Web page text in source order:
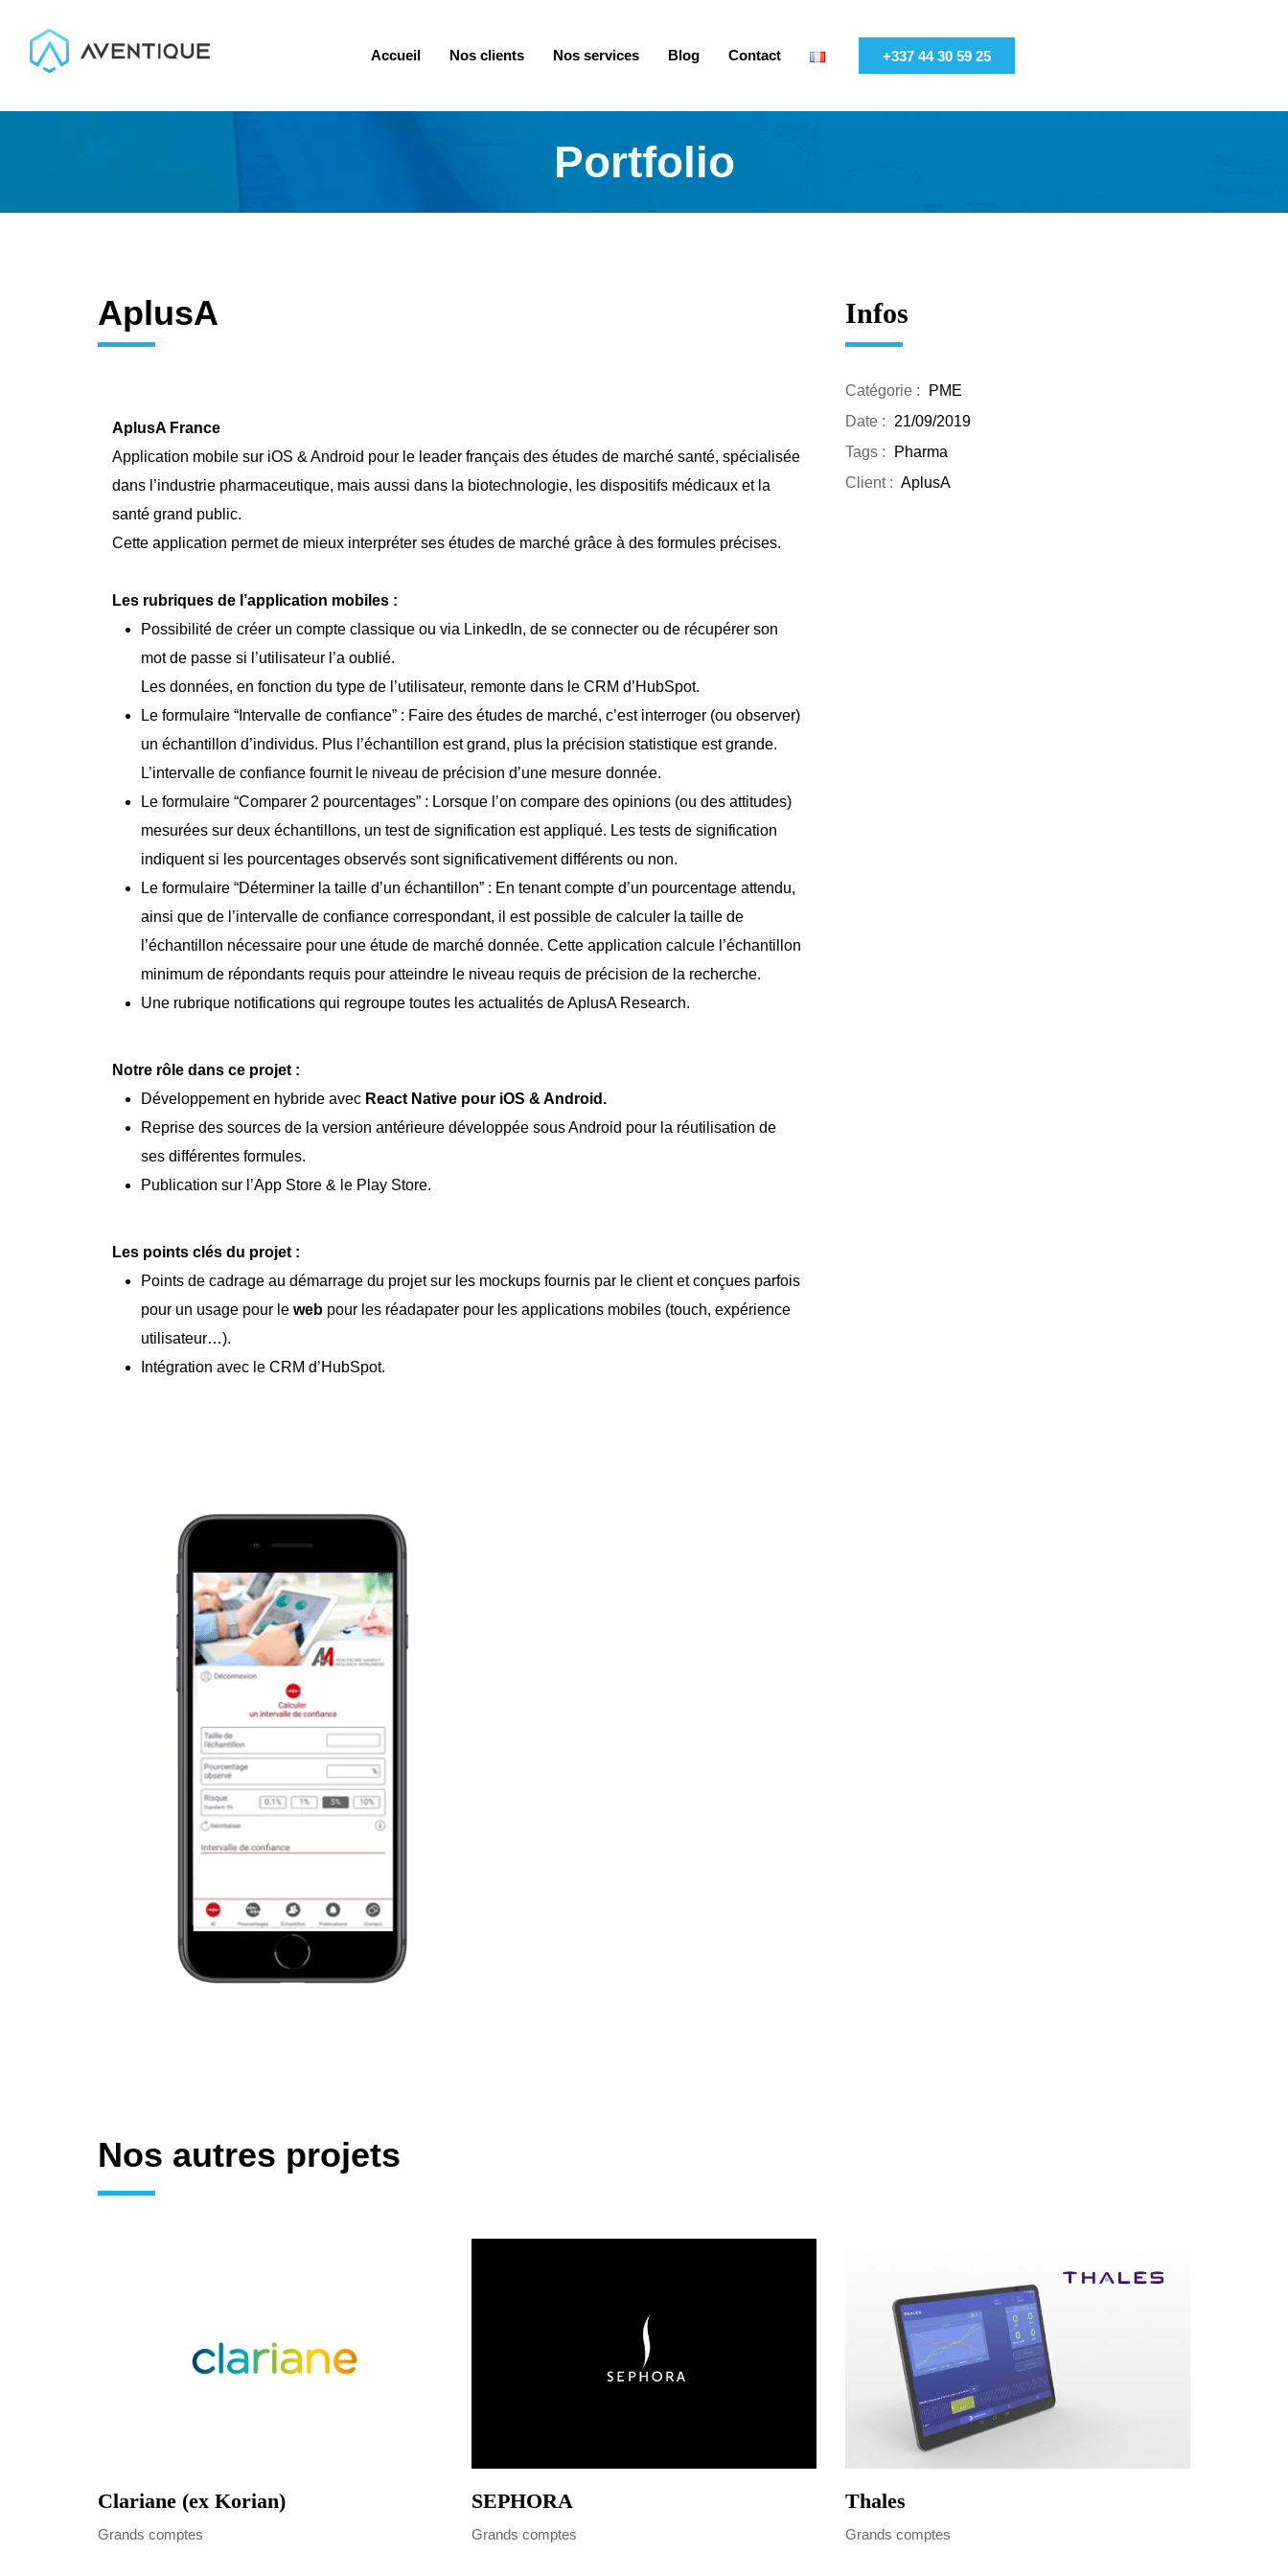
Accueil Nos clients Nos services Blog Contact +337 44 30 59 25
Portfolio
AplusA
AplusA France
Application mobile sur iOS & Android pour le leader français des études de marché santé, spécialisée
dans l’industrie pharmaceutique, mais aussi dans la biotechnologie, les dispositifs médicaux et la
santé grand public.
Cette application permet de mieux interpréter ses études de marché grâce à des formules précises.
Les rubriques de l’application mobiles :
Possibilité de créer un compte classique ou via LinkedIn, de se connecter ou de récupérer son
mot de passe si l’utilisateur l’a oublié.
Les données, en fonction du type de l’utilisateur, remonte dans le CRM d’HubSpot.
Le formulaire “Intervalle de confiance” : Faire des études de marché, c’est interroger (ou observer)
un échantillon d’individus. Plus l’échantillon est grand, plus la précision statistique est grande.
L’intervalle de confiance fournit le niveau de précision d’une mesure donnée.
Le formulaire “Comparer 2 pourcentages” : Lorsque l’on compare des opinions (ou des attitudes)
mesurées sur deux échantillons, un test de signification est appliqué. Les tests de signification
indiquent si les pourcentages observés sont significativement différents ou non.
Le formulaire “Déterminer la taille d’un échantillon” : En tenant compte d’un pourcentage attendu,
ainsi que de l’intervalle de confiance correspondant, il est possible de calculer la taille de
l’échantillon nécessaire pour une étude de marché donnée. Cette application calcule l’échantillon
minimum de répondants requis pour atteindre le niveau requis de précision de la recherche.
Une rubrique notifications qui regroupe toutes les actualités de AplusA Research.
Notre rôle dans ce projet :
Développement en hybride avec React Native pour iOS & Android .
Reprise des sources de la version antérieure développée sous Android pour la réutilisation de
ses différentes formules.
Publication sur l’App Store & le Play Store.
Les points clés du projet :
Points de cadrage au démarrage du projet sur les mockups fournis par le client et conçues parfois
pour un usage pour le web pour les réadapater pour les applications mobiles (touch, expérience
utilisateur…).
Intégration avec le CRM d’HubSpot.
Infos
Catégorie :
PME
Date :
21/09/2019
Tags :
Pharma
Client : AplusA
Nos autres projets
Clariane (ex Korian)
Grands comptes
SEPHORA
Grands comptes
Thales
Grands comptes